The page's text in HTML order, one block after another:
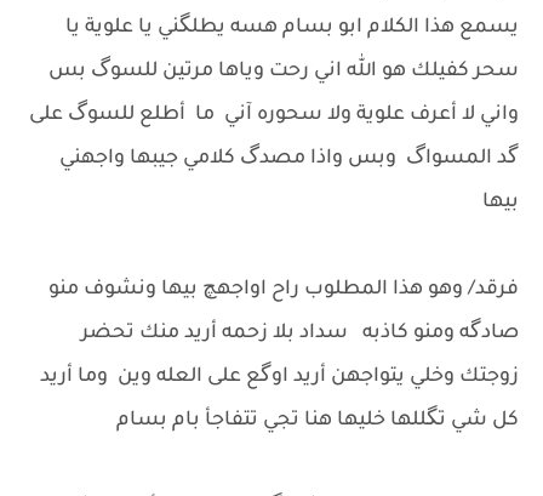
يسمع هذا الكلام ابو بسام هسه يطلگني يا علوية يا
سحر كفيلك هو الله اني رحت وياها مرتين للسوگ بس
واني لا أعرف علوية ولا سحوره آني ما أطلع للسوگ على
گد المسواگ وبس واذا مصدگ كلامي جيبها واجهني
بيها
فرقد/ وهو هذا المطلوب راح اواجهچ بيها ونشوف منو
صادگه ومنو كاذبه سداد بلا زحمه أريد منك تحضر
زوجتك وخلي يتواجهن أريد اوگع على العله وين وما أريد
كل شي تگللها خليها هنا تجي تتفاجأ بام بسام